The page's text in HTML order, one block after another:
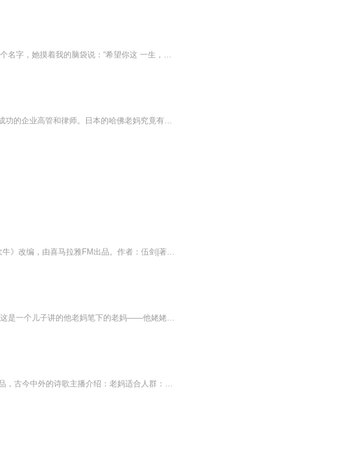
我叫宁不凡。 这名字是我妈起的。⼩时候我问过她，为啥给我取这么个名字，她摸着我的脑袋说：“希望你这 ⼀⽣，平平凡凡，安安稳稳。” 可我妈⾃⼰，却从来不是个平凡的⼈。 在我们⽼家那个巴掌⼤的村⼦⾥，我妈是出了名的出⻢仙。谁家丢了⽜⽺，谁家得了...
森田友代的三个孩子分别毕业于哈佛大学商学院和法学院，目前都是成功的企业高管和律师。日本的哈佛老妈究竟有何神奇之处，竟然能把三个孩子全部送进哈佛大学并且全部如此成功？本书从哈佛老妈自身的经验出发，不讲空话，不说废话，讲述了她的“放任式”家...
《“男生吹吹”美老妈》：爆笑校园文学故事连播，由畅销书《阿吹不吹牛》改编，由喜马拉雅FM出品。作者：伍剑|著名儿童文学作家，中国热闹派儿童幽默小说的代表人。演播：甜甜阿姨|童声配音演员，喜马拉雅FM明星主播，亲子阅读权威推广人，亲子教育节目讲...
欢迎来到《老妈语录》的有声书体验，一个温馨又逗趣的智慧之旅。 这是一个儿子讲的他老妈笔下的老妈——他姥姥的语录。记录了那些在日常生活中耳熟能详的老话，融合了家传智慧和温暖。这些老话不仅是文化传承的载体，也是生活智慧的宝库。本书旨在通过亲切...
更新频率：每天早上7点更新1集节目主题：每日带你诵读一篇经典作品，古今中外的诗歌主播介绍：老妈适合人群：没有不适合的